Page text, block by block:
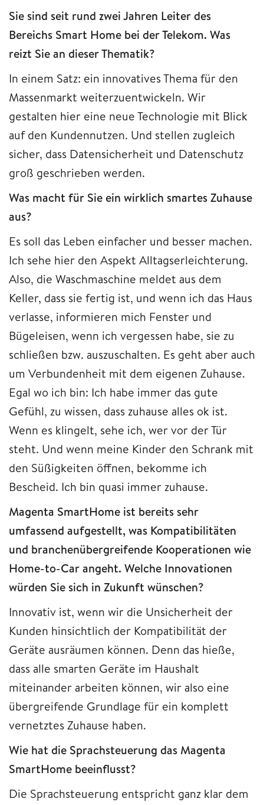
Sie sind seit rund zwei Jahren Leiter des
Bereichs Smart Home bei der Telekom. Was
reizt Sie an dieser Thematik?
In einem Satz: ein innovatives Thema für den
Massenmarkt weiterzuentwickeln. Wir
gestalten hier eine neue Technologie mit Blick
auf den Kundennutzen. Und stellen zugleich
sicher, dass Datensicherheit und Datenschutz
groß geschrieben werden.
Was macht für Sie ein wirklich smartes Zuhause
aus?
Es soll das Leben einfacher und besser machen.
Ich sehe hier den Aspekt Alltagserleichterung.
Also, die Waschmaschine meldet aus dem
Keller, dass sie fertig ist, und wenn ich das Haus
verlasse, informieren mich Fenster und
Bügeleisen, wenn ich vergessen habe, sie zu
schließen bzw. auszuschalten. Es geht aber auch
um Verbundenheit mit dem eigenen Zuhause.
Egal wo ich bin: Ich habe immer das gute
Gefühl, zu wissen, dass zuhause alles ok ist.
Wenn es klingelt, sehe ich, wer vor der Tür
steht. Und wenn meine Kinder den Schrank mit
den Süßigkeiten öffnen, bekomme ich
Bescheid. Ich bin quasi immer zuhause.
Magenta SmartHome ist bereits sehr
umfassend aufgestellt, was Kompatibilitäten
und branchenübergreifende Kooperationen wie
Home-to-Car angeht. Welche Innovationen
würden Sie sich in Zukunft wünschen?
Innovativ ist, wenn wir die Unsicherheit der
Kunden hinsichtlich der Kompatibilität der
Geräte ausräumen können. Denn das hieße,
dass alle smarten Geräte im Haushalt
miteinander arbeiten können, wir also eine
übergreifende Grundlage für ein komplett
vernetztes Zuhause haben.
Wie hat die Sprachsteuerung das Magenta
SmartHome beeinflusst?
Die Sprachsteuerung entspricht ganz klar dem